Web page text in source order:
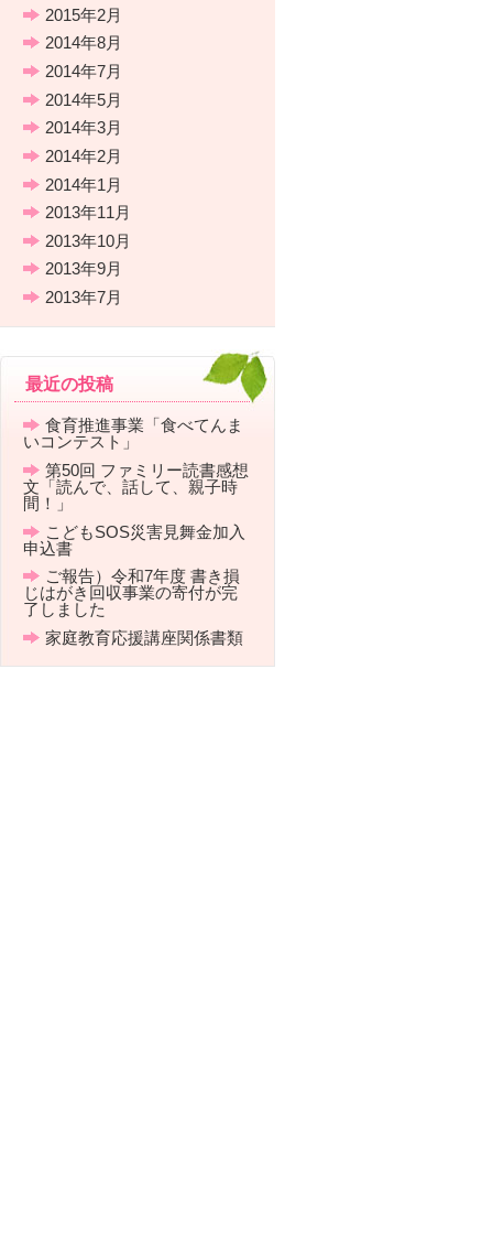
2015年2月
2014年8月
2014年7月
2014年5月
2014年3月
2014年2月
2014年1月
2013年11月
2013年10月
2013年9月
2013年7月
最近の投稿
食育推進事業「食べてんま
いコンテスト」
第50回 ファミリー読書感想
文「読んで、話して、親子時
間！」
こどもSOS災害見舞金加入
申込書
ご報告）令和7年度 書き損
じはがき回収事業の寄付が完
了しました
家庭教育応援講座関係書類